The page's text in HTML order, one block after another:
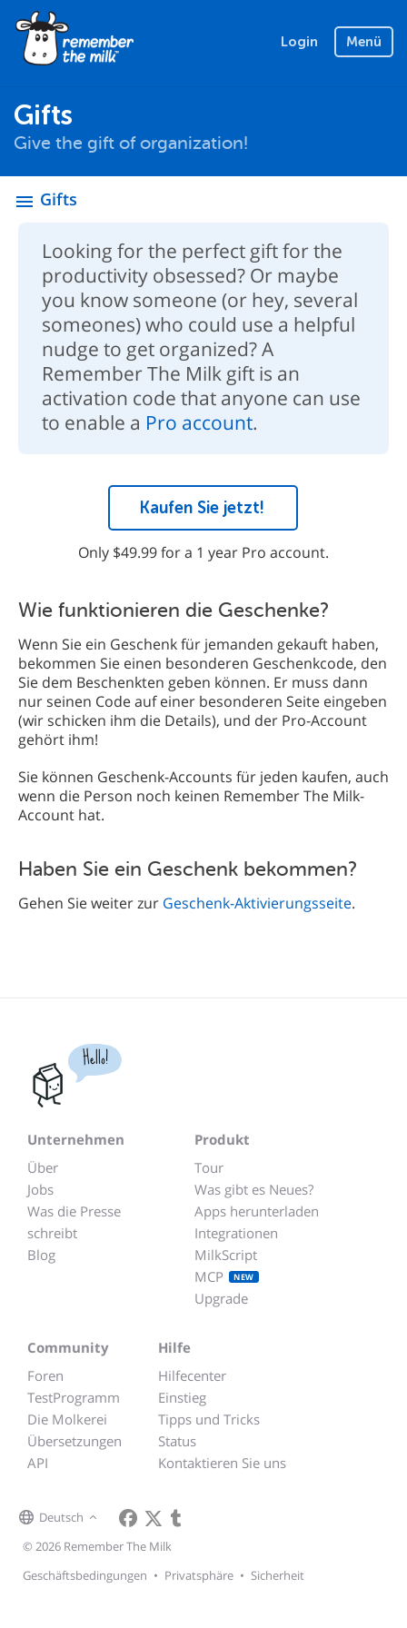
Login Menü
Gifts
Give the gift of organization!
menu Gifts
Looking for the perfect gift for the
productivity obsessed? Or maybe
you know someone (or hey, several
someones) who could use a helpful
nudge to get organized? A
Remember The Milk gift is an
activation code that anyone can use
to enable a Pro account.
Kaufen Sie jetzt!
Only $49.99 for a 1 year Pro account.
Wie funktionieren die Geschenke?
Wenn Sie ein Geschenk für jemanden gekauft haben,
bekommen Sie einen besonderen Geschenkcode, den
Sie dem Beschenkten geben können. Er muss dann
nur seinen Code auf einer besonderen Seite eingeben
(wir schicken ihm die Details), und der Pro-Account
gehört ihm!
Sie können Geschenk-Accounts für jeden kaufen, auch
wenn die Person noch keinen Remember The Milk-
Account hat.
Haben Sie ein Geschenk bekommen?
Gehen Sie weiter zur Geschenk-Aktivierungsseite.
Hello!
Unternehmen
Über
Jobs
Was die Presse
schreibt
Blog
Produkt
Tour
Was gibt es Neues?
Apps herunterladen
Integrationen
MilkScript
MCP
NEW
Upgrade
Community
Foren
TestProgramm
Die Molkerei
Übersetzungen
API
Hilfe
Hilfecenter
Einstieg
Tipps und Tricks
Status
Kontaktieren Sie uns
Deutsch
© 2026 Remember The Milk
Geschäftsbedingungen • Privatsphäre • Sicherheit